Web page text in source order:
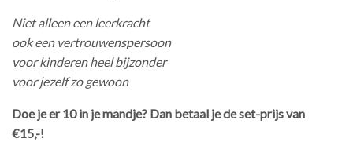
Niet alleen een leerkracht
ook een vertrouwenspersoon
voor kinderen heel bijzonder
voor jezelf zo gewoon
Doe je er 10 in je mandje? Dan betaal je de set-prijs van
€15,-!